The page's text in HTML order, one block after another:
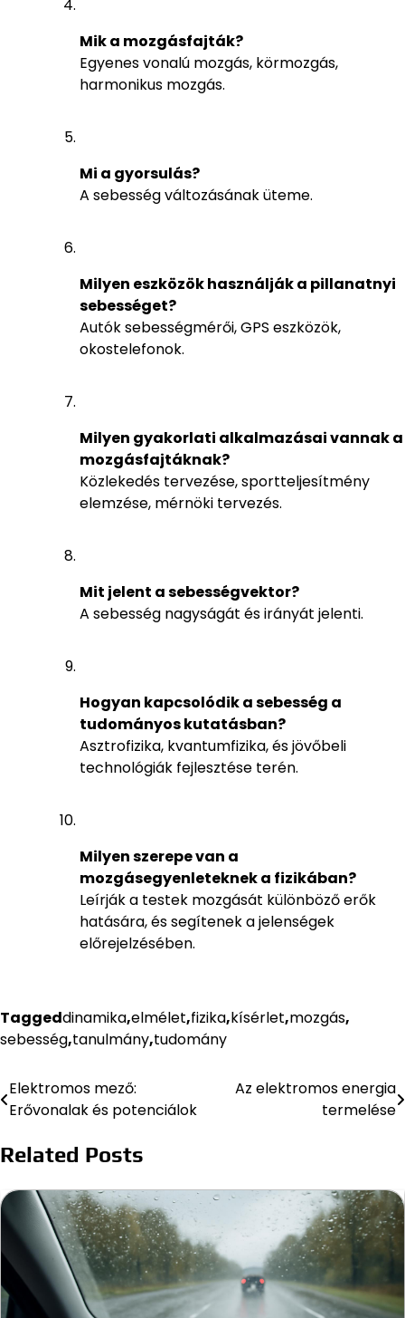
Mik a mozgásfajták?
Egyenes vonalú mozgás, körmozgás,
harmonikus mozgás.
Mi a gyorsulás?
A sebesség változásának üteme.
Milyen eszközök használják a pillanatnyi
sebességet?
Autók sebességmérői, GPS eszközök,
okostelefonok.
Milyen gyakorlati alkalmazásai vannak a
mozgásfajtáknak?
Közlekedés tervezése, sportteljesítmény
elemzése, mérnöki tervezés.
Mit jelent a sebességvektor?
A sebesség nagyságát és irányát jelenti.
Hogyan kapcsolódik a sebesség a
tudományos kutatásban?
Asztrofizika, kvantumfizika, és jövőbeli
technológiák fejlesztése terén.
Milyen szerepe van a
mozgásegyenleteknek a fizikában?
Leírják a testek mozgását különböző erők
hatására, és segítenek a jelenségek
előrejelzésében.
Taggeddinamika,elmélet,fizika,kísérlet,mozgás,
sebesség,tanulmány,tudomány
Bejegyzés
Elektromos mező:
Erővonalak és potenciálok
Az elektromos energia
termelése
Related Posts